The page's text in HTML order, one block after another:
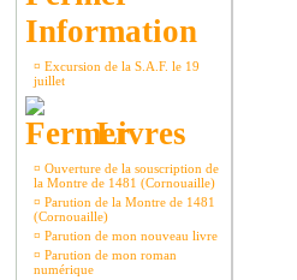
Information
¤ Excursion de la S.A.F. le 19
juillet
Livres
¤ Ouverture de la souscription de
la Montre de 1481 (Cornouaille)
¤ Parution de la Montre de 1481
(Cornouaille)
¤ Parution de mon nouveau livre
¤ Parution de mon roman
numérique